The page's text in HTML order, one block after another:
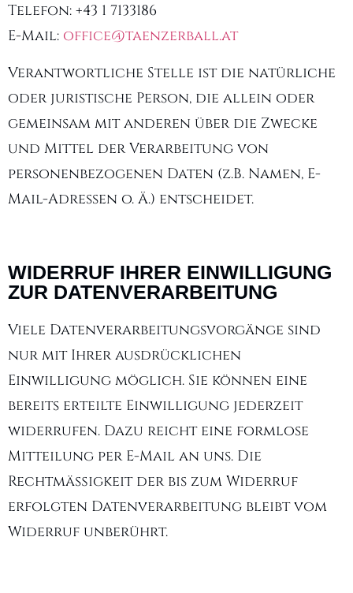
Telefon: +43 1 7133186
E-Mail: office@taenzerball.at
Verantwortliche Stelle ist die natürliche
oder juristische Person, die allein oder
gemeinsam mit anderen über die Zwecke
und Mittel der Verarbeitung von
personenbezogenen Daten (z.B. Namen, E-
Mail-Adressen o. Ä.) entscheidet.
WIDERRUF IHRER EINWILLIGUNG
ZUR DATENVERARBEITUNG
Viele Datenverarbeitungsvorgänge sind
nur mit Ihrer ausdrücklichen
Einwilligung möglich. Sie können eine
bereits erteilte Einwilligung jederzeit
widerrufen. Dazu reicht eine formlose
Mitteilung per E-Mail an uns. Die
Rechtmäßigkeit der bis zum Widerruf
erfolgten Datenverarbeitung bleibt vom
Widerruf unberührt.